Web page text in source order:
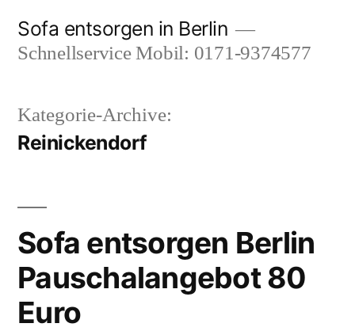
Inhalt
Sofa entsorgen in Berlin
Schnellservice Mobil: 0171-9374577
Kategorie-Archive:
Reinickendorf
Sofa entsorgen Berlin
Pauschalangebot 80
Euro